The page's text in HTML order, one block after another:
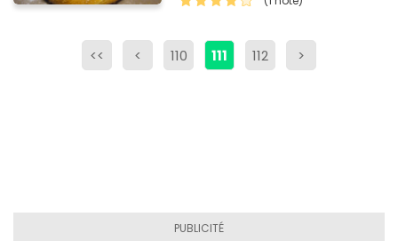
<< < 110 111 112 >